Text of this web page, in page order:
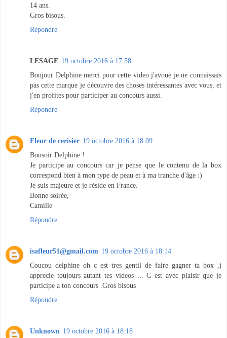
14 ans.
Gros bisous.
Répondre
LESAGE 19 octobre 2016 à 17:58
Bonjour Delphine merci pour cette video j'avoue je ne connaissais
pas cette marque je découvre des choses intéressantes avec vous, et
j'en profites pour participer au concours aussi.
Répondre
Fleur de cerisier 19 octobre 2016 à 18:09
Bonsoir Delphine !
Je participe au concours car je pense que le contenu de la box
correspond bien à mon type de peau et à ma tranche d'âge :)
Je suis majeure et je réside en France.
Bonne soirée,
Camille
Répondre
isafleur51@gmail.com 19 octobre 2016 à 18:14
Coucou delphine oh c est tres gentil de faire gagner ta box ,j
apprecie toujours autant tes videos ... C est avec plaisir que je
participe a ton concours .Gros bisous
Répondre
Unknown 19 octobre 2016 à 18:18